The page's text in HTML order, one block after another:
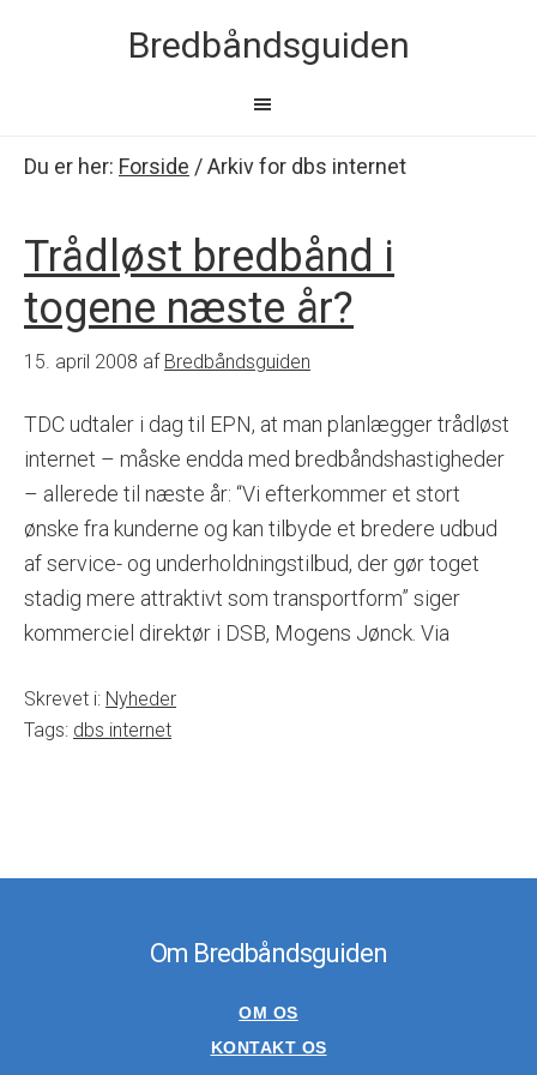
Bredbåndsguiden
Du er her: Forside /Arkiv for dbs internet
Trådløst bredbånd i
togene næste år?
15. april 2008 af Bredbåndsguiden
TDC udtaler i dag til EPN, at man planlægger trådløst
internet – måske endda med bredbåndshastigheder
– allerede til næste år: “Vi efterkommer et stort
ønske fra kunderne og kan tilbyde et bredere udbud
af service- og underholdningstilbud, der gør toget
stadig mere attraktivt som transportform” siger
kommerciel direktør i DSB, Mogens Jønck. Via
Skrevet i: Nyheder
Tags: dbs internet
Om Bredbåndsguiden
OM OS
KONTAKT OS